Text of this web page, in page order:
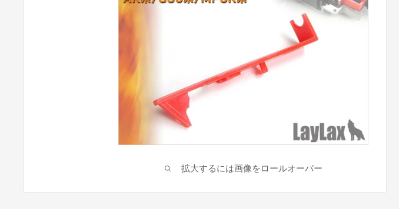
拡大するには画像をロールオーバー